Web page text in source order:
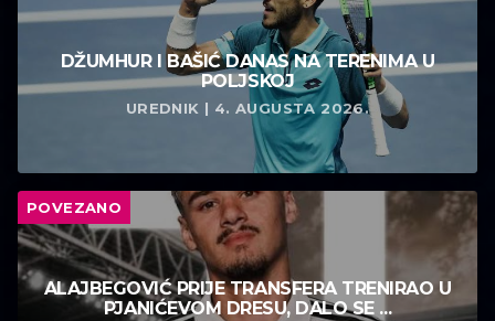
DŽUMHUR I BAŠIĆ DANAS NA TERENIMA U
POLJSKOJ
UREDNIK | 4. AUGUSTA 2026.
POVEZANO
ALAJBEGOVIĆ PRIJE TRANSFERA TRENIRAO U
PJANIĆEVOM DRESU, DALO SE ...